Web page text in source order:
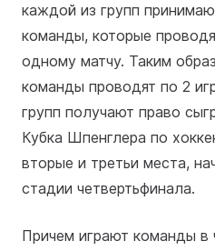
каждой из групп
команды, которые
одному матчу. Таким
команды проводят по 2
групп получают право
Кубка Шпенглера по
вторые и третьи места,
стадии четвертьфинала.
Причем играют команды в